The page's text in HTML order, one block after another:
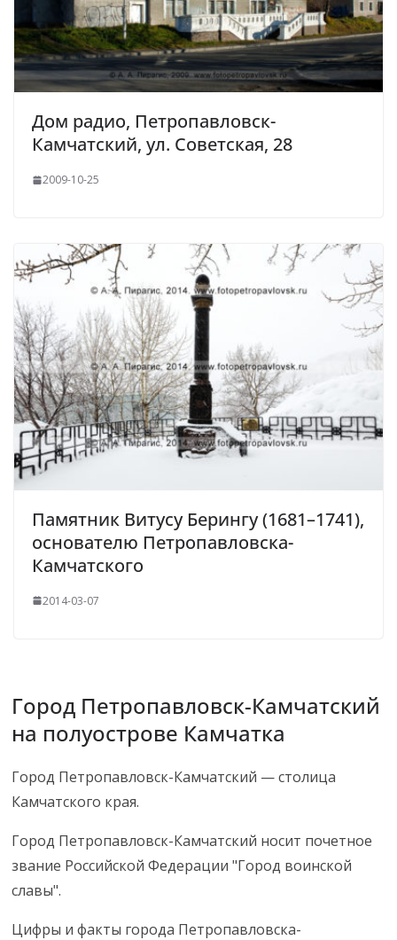
Дом радио, Петропавловск-
Камчатский, ул. Советская, 28
2009-10-25
Памятник Витусу Берингу (1681–1741),
основателю Петропавловска-
Камчатского
2014-03-07
Город Петропавловск-Камчатский
на полуострове Камчатка
Город Петропавловск-Камчатский — столица
Камчатского края.
Город Петропавловск-Камчатский носит почетное
звание Российской Федерации "Город воинской
славы".
Цифры и факты города Петропавловска-